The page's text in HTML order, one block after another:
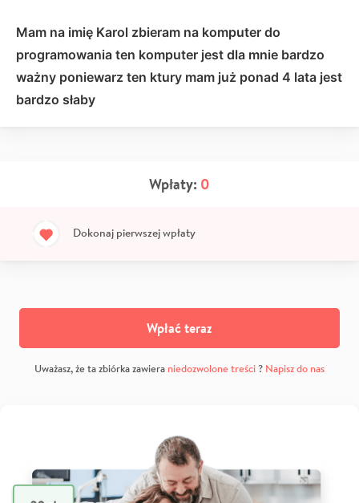
Mam na imię Karol zbieram na komputer do
programowania ten komputer jest dla mnie bardzo
ważny poniewarz ten ktury mam już ponad 4 lata jest
bardzo słaby
Wpłaty: 0
Dokonaj pierwszej wpłaty
Wpłać teraz
Uważasz, że ta zbiórka zawiera niedozwolone treści? Napisz do nas